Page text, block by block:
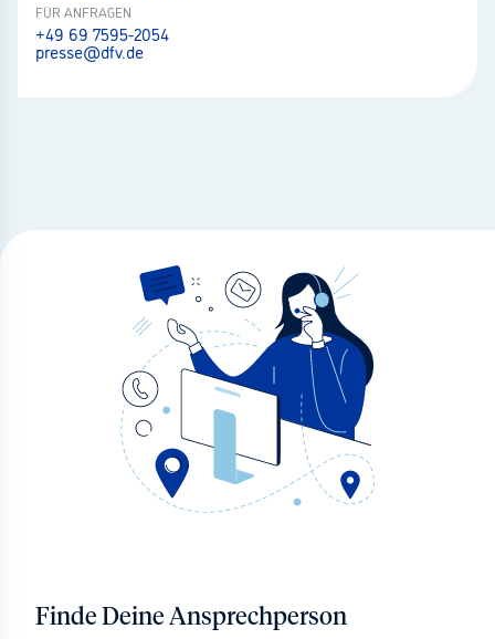
FÜR ANFRAGEN
+49 69 7595-2054
presse@dfv.de
Finde Deine Ansprechperson